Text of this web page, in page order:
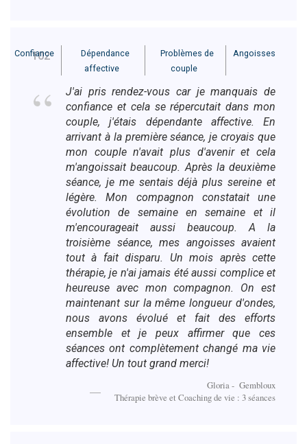
102
Confiance
Dépendance
affective
Problèmes de
couple
Angoisses
J'ai pris rendez-vous car je manquais de
confiance et cela se répercutait dans mon
couple, j'étais dépendante affective. En
arrivant à la première séance, je croyais que
mon couple n'avait plus d'avenir et cela
m'angoissait beaucoup. Après la deuxième
séance, je me sentais déjà plus sereine et
légère. Mon compagnon constatait une
évolution de semaine en semaine et il
m'encourageait aussi beaucoup. A la
troisième séance, mes angoisses avaient
tout à fait disparu. Un mois après cette
thérapie, je n'ai jamais été aussi complice et
heureuse avec mon compagnon. On est
maintenant sur la même longueur d'ondes,
nous avons évolué et fait des efforts
ensemble et je peux affirmer que ces
séances ont complètement changé ma vie
affective! Un tout grand merci!
Gloria - Gembloux
Thérapie brève et Coaching de vie : 3 séances